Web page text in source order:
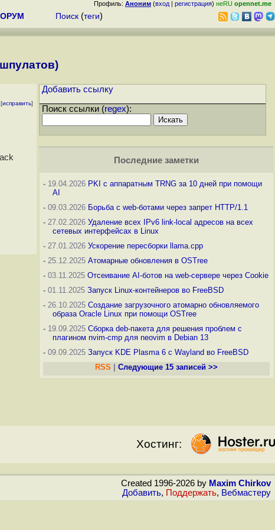
Профиль: Аноним (вход | регистрация) неRU opennet.me
Поиск (теги)
[исправить]
Добавить ссылку
Поиск ссылки (regex):
Последние заметки
- 19.04.2026 PKI с аппаратным TRNG за 10 дней при помощи
AI
- 09.03.2026 Борьба с web-ботами через запрет HTTP/1.1
- 27.02.2026 Удаление всех IPv6 link-local адресов на всех
сетевых интерфейсах в Linux
- 27.01.2026 Ускорение пересборки llama.cpp
- 25.12.2025 Атомарные обновления в OSTree
- 03.11.2025 Отсеивание AI-ботов на web-сервере через Cookie
- 01.11.2025 Запуск Linux-контейнеров во FreeBSD
- 26.10.2025 Создание загрузочного атомарно обновляемого
образа Oracle Linux при помощи OSTree
- 19.09.2025 Сборка deb-пакета для решения проблем с
плагином nvim-cmp для neovim в Debian 13
- 09.09.2025 Запуск KDE Plasma 6 с Wayland во FreeBSD
RSS
Следующие 15 записей >>
Хостинг:
Created 1996-2026 by Maxim Chirkov
Добавить, Поддержать, Вебмастеру